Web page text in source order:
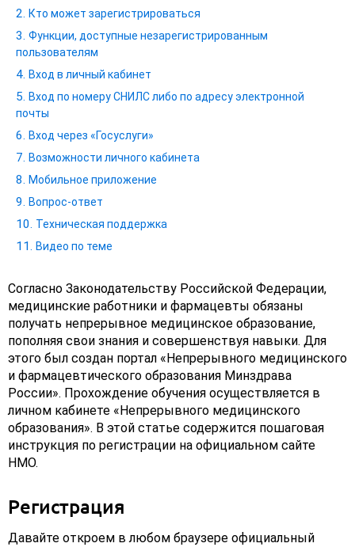
Кто может зарегистрироваться
Функции, доступные незарегистрированным
пользователям
Вход в личный кабинет
Вход по номеру СНИЛС либо по адресу электронной
почты
Вход через «Госуслуги»
Возможности личного кабинета
Мобильное приложение
Вопрос-ответ
Техническая поддержка
Видео по теме
Согласно Законодательству Российской Федерации,
медицинские работники и фармацевты обязаны
получать непрерывное медицинское образование,
пополняя свои знания и совершенствуя навыки. Для
этого был создан портал «Непрерывного медицинского
и фармацевтического образования Минздрава
России». Прохождение обучения осуществляется в
личном кабинете «Непрерывного медицинского
образования». В этой статье содержится пошаговая
инструкция по регистрации на официальном сайте
НМО.
Регистрация
Давайте откроем в любом браузере официальный